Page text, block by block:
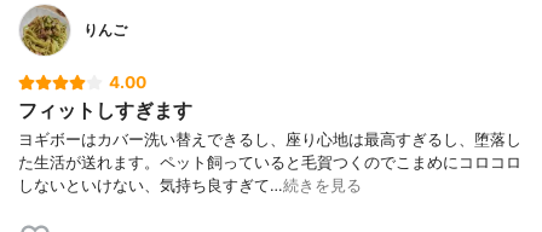
りんご
4.00
フィットしすぎます
ヨギボーはカバー洗い替えできるし、座り心地は最高すぎるし、堕落し
た生活が送れます。ペット飼っていると毛賀つくのでこまめにコロコロ
しないといけない、気持ち良すぎて…続きを見る